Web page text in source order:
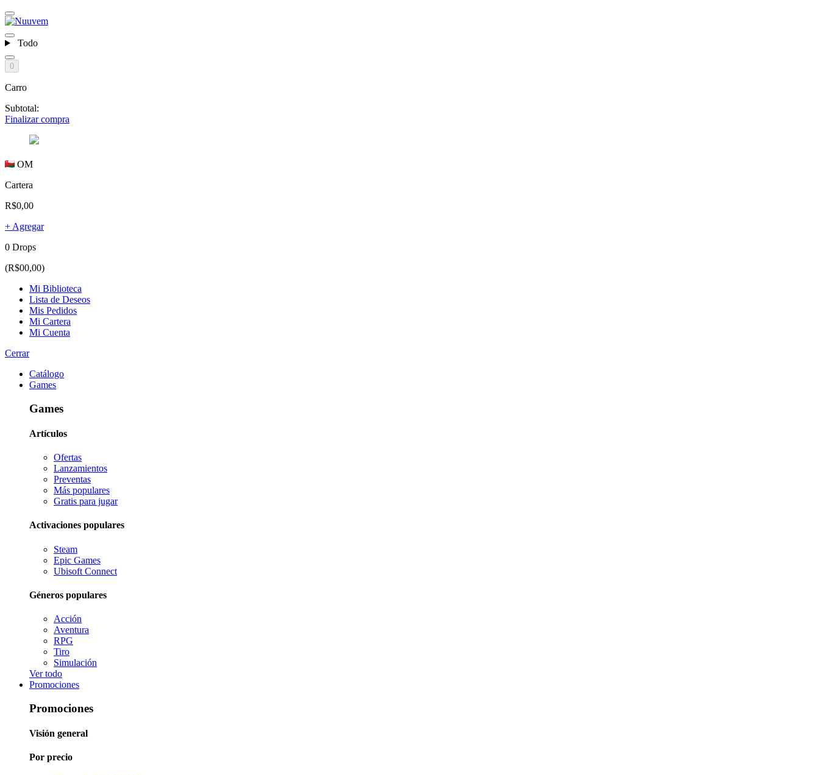
Todo
0
Carro
Subtotal:
Finalizar compra
OM
Cartera
R$0,00
+ Agregar
0 Drops
(R$00,00)
Mi Biblioteca
Lista de Deseos
Mis Pedidos
Mi Cartera
Mi Cuenta
Cerrar
Catálogo
Games
Games
Artículos
Ofertas
Lanzamientos
Preventas
Más populares
Gratis para jugar
Activaciones populares
Steam
Epic Games
Ubisoft Connect
Géneros populares
Acción
Aventura
RPG
Tiro
Simulación
Ver todo
Promociones
Promociones
Visión general
Por precio